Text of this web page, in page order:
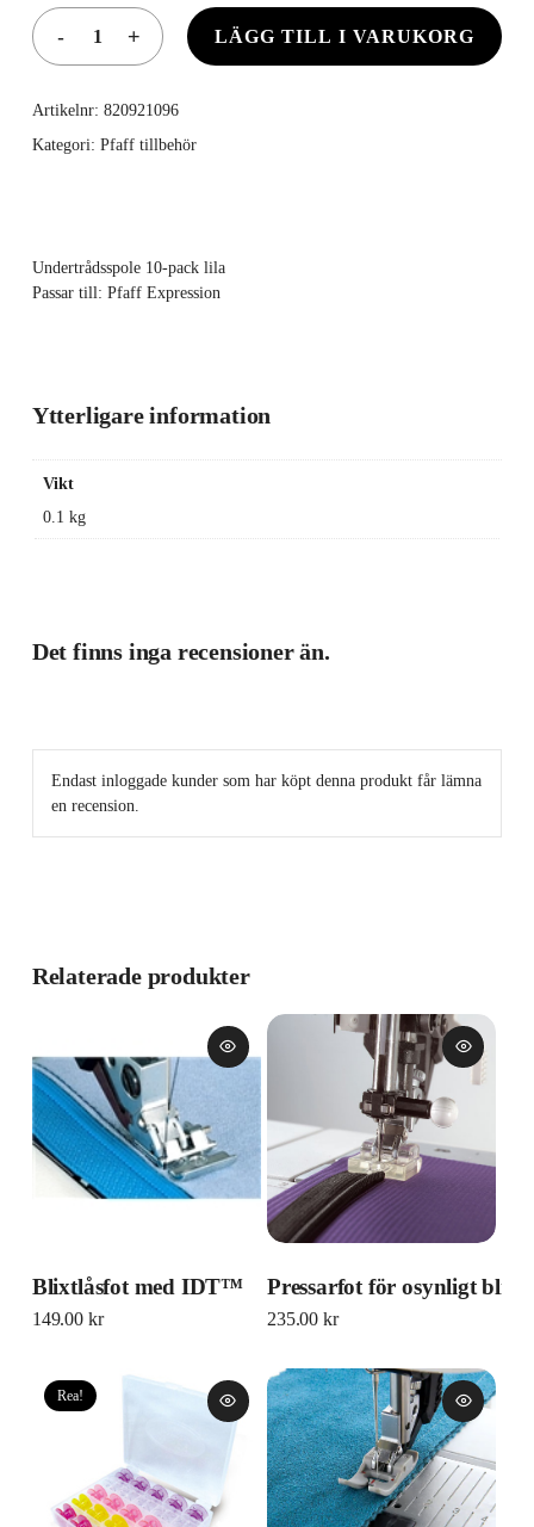
LÄGG TILL I VARUKORG
Artikelnr: 820921096
Kategori: Pfaff tillbehör
Undertrådsspole 10-pack lila
Passar till: Pfaff Expression
Ytterligare information
Vikt
0.1 kg
Det finns inga recensioner än.
Endast inloggade kunder som har köpt denna produkt får lämna
en recension.
Relaterade produkter
Blixtlåsfot med IDT™
149.00 kr
Pressarfot för osynligt
235.00 kr
Rea!